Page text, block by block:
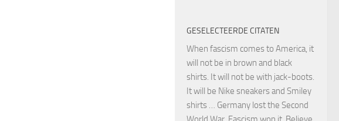
GESELECTEERDE CITATEN
When fascism comes to America, it
will not be in brown and black
shirts. It will not be with jack-boots.
It will be Nike sneakers and Smiley
shirts … Germany lost the Second